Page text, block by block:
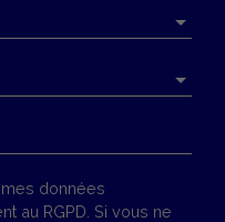
données
au RGPD. Si vous ne